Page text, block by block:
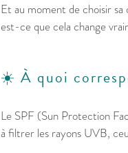
Et au moment de choisir
est-ce que cela change
☀️ À quoi
Le SPF (Sun Protection
à filtrer les rayons UVB,